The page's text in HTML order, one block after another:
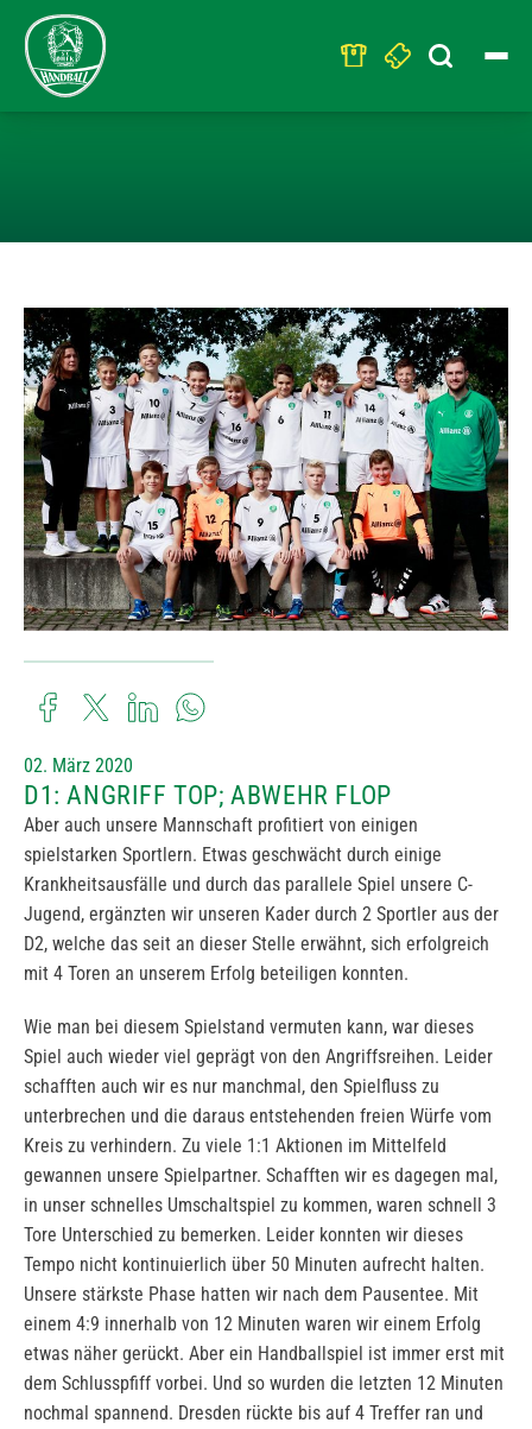
Search
for:
02. März 2020
D1: ANGRIFF TOP; ABWEHR FLOP
Aber auch unsere Mannschaft profitiert von einigen
spielstarken Sportlern. Etwas geschwächt durch einige
Krankheitsausfälle und durch das parallele Spiel unsere C-
Jugend, ergänzten wir unseren Kader durch 2 Sportler aus der
D2, welche das seit an dieser Stelle erwähnt, sich erfolgreich
mit 4 Toren an unserem Erfolg beteiligen konnten.
Wie man bei diesem Spielstand vermuten kann, war dieses
Spiel auch wieder viel geprägt von den Angriffsreihen. Leider
schafften auch wir es nur manchmal, den Spielfluss zu
unterbrechen und die daraus entstehenden freien Würfe vom
Kreis zu verhindern. Zu viele 1:1 Aktionen im Mittelfeld
gewannen unsere Spielpartner. Schafften wir es dagegen mal,
in unser schnelles Umschaltspiel zu kommen, waren schnell 3
Tore Unterschied zu bemerken. Leider konnten wir dieses
Tempo nicht kontinuierlich über 50 Minuten aufrecht halten.
Unsere stärkste Phase hatten wir nach dem Pausentee. Mit
einem 4:9 innerhalb von 12 Minuten waren wir einem Erfolg
etwas näher gerückt. Aber ein Handballspiel ist immer erst mit
dem Schlusspfiff vorbei. Und so wurden die letzten 12 Minuten
nochmal spannend. Dresden rückte bis auf 4 Treffer ran und